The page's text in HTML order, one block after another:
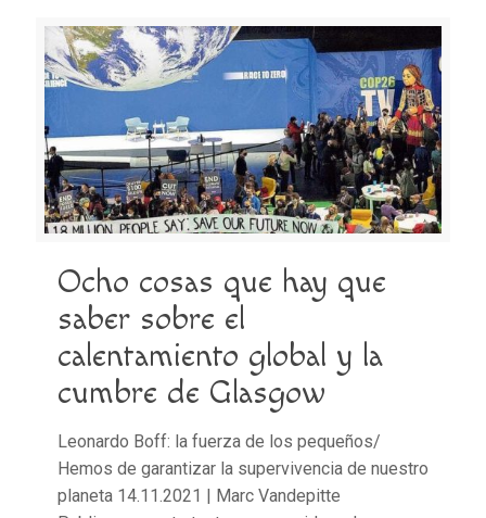
Ocho cosas que hay que
saber sobre el
calentamiento global y la
cumbre de Glasgow
Leonardo Boff: la fuerza de los pequeños/
Hemos de garantizar la supervivencia de nuestro
planeta 14.11.2021 | Marc Vandepitte